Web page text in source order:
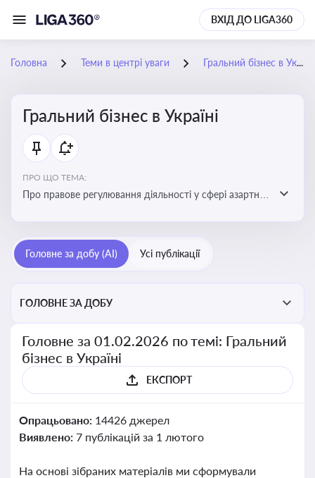
ВХІД ДО LIGA360
Головна Теми в центрі уваги Гральний бізнес в Україні
Гральний бізнес в Україні
ПРО ЩО ТЕМА:
Про правове регулювання діяльності у сфері азартних
реальні кейси
Головне за добу (AI) Усі публікації
ГОЛОВНЕ ЗА ДОБУ
Головне за 01.02.2026 по темі: Гральний
бізнес в Україні
ЕКСПОРТ
Опрацьовано: 14426 джерел
Виявлено: 7 публікацій за 1 лютого
На основі зібраних матеріалів ми сформували